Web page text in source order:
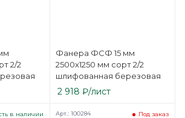
2/2
Фанера ФСФ 15 мм
2500х1250 мм сорт 2/2
шлифованная березовая
2 918 ₽/лист
в наличии Под заказ
Арт.: 100284